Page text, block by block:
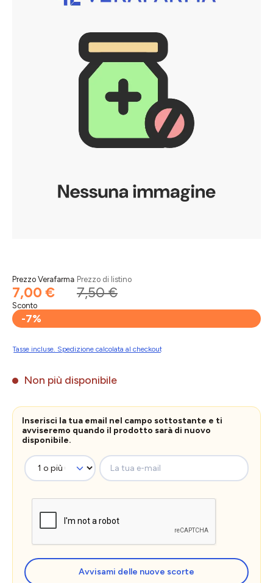
Prezzo Verafarma
7,00 €
Prezzo di listino
7,50 €
Sconto
-7%
Tasse incluse. Spedizione calcolata al checkout
Non più disponibile
Inserisci la tua email nel campo sottostante e ti
avviseremo quando il prodotto sarà di nuovo
disponibile.
La tua e-mail
Avvisami delle nuove scorte